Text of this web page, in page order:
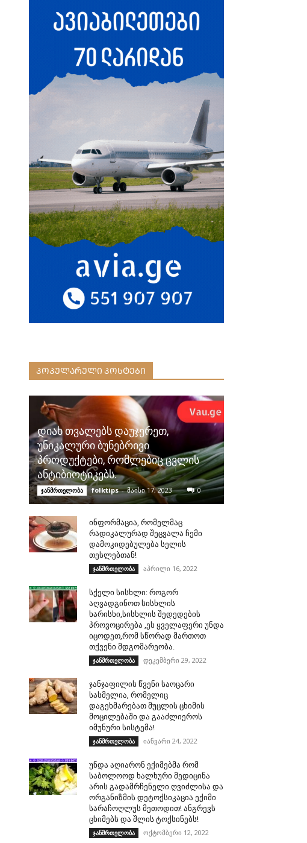
ᲞᲝᲞᲣᲚᲐᲠᲣᲚᲘ ᲞᲝᲡᲢᲔᲑᲘ
დიახ თვალებს დაუჯერეთ,
უნიკალური ბუნებრივი
პროდუქტები, რომლებიც ცვლის
ანტიბიოტიკებს.
ჯანმრთელობა folktips - მაისი 17, 2023 0
ინფორმაცია, რომელმაც
რადიკალურად შეცვალა ჩემი
დამოკიდებულება სელის
თესლებთან!
ჯანმრთელობა აპრილი 16, 2022
სქელი სისხლი: როგორ
აღვადგინოთ სისხლის
ხარისხი,სისხლის შედედების
პროვოცირება ,ეს ყველაფერი უნდა
იცოდეთ,რომ სწორად მართოთ
თქვენი მდგომარეობა.
ჯანმრთელობა დეკემბერი 29, 2022
ჯანჯაფილის წვენი საოცარი
სასმელია, რომელიც
დაგეხმარებათ მუცლის ცხიმის
მოცილებაში და გააძლიეროს
იმუნური სისტემა!
ჯანმრთელობა იანვარი 24, 2022
უნდა აღიარონ ექიმებმა რომ
საბოლოოდ ხალხური მედიცინა
არის გადამრჩენელი.ღვიძლისა და
ორგანიზმის დეტოქსიკაცია ექიმი
სარაჩოღლუს მეთოდით! ანგრევს
ცხიმებს და შლის ტოქსინებს!
ჯანმრთელობა ოქტომბერი 12, 2022